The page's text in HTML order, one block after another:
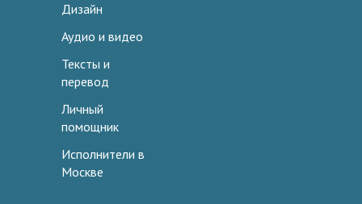
Дизайн
Аудио и видео
Тексты и
перевод
Личный
помощник
Исполнители в
Москве